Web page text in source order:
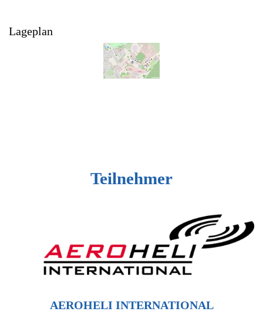
Lageplan
Teilnehmer
AEROHELI INTERNATIONAL